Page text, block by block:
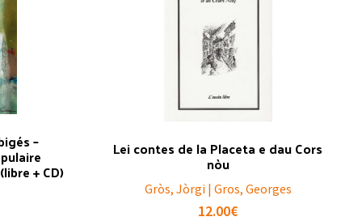
–
+ CD)
Lei contes de la Placeta e dau Cors
nòu
Gròs, Jòrgi | Gros, Georges
12.00€